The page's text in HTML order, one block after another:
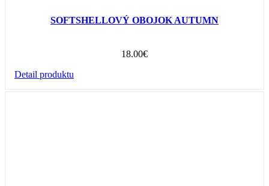
SOFTSHELLOVÝ OBOJOK AUTUMN
18.00€
Detail produktu